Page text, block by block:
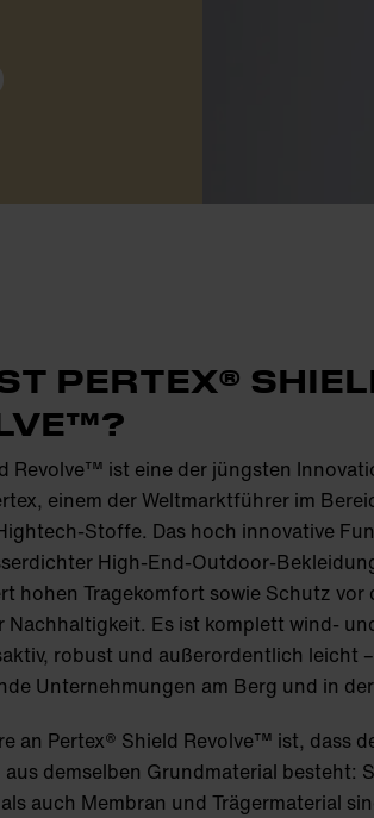
PERTEX®
Revolve™ ist eine der jüngsten
einem der Weltmarktführer im
Stoffe. Das hoch innovative
High-End-Outdoor-
hohen Tragekomfort sowie Schutz vor
Nachhaltigkeit. Es ist komplett wind-
robust und außerordentlich leicht
Unternehmungen am Berg und in
an Pertex® Shield Revolve™ ist, dass
demselben Grundmaterial besteht:
auch Membran und Trägermaterial